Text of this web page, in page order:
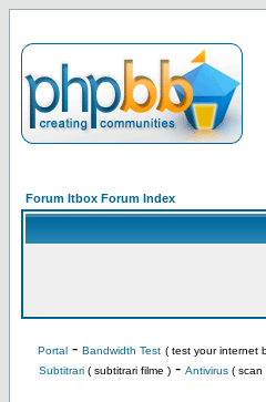
Forum Itbox Forum Index
Portal- Bandwidth Test ( test your internet
Subtitrari( subtitrari filme )- Antivirus( scan